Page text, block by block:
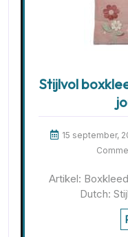
Stijlvol
15 september,
Artikel:
Dutch: